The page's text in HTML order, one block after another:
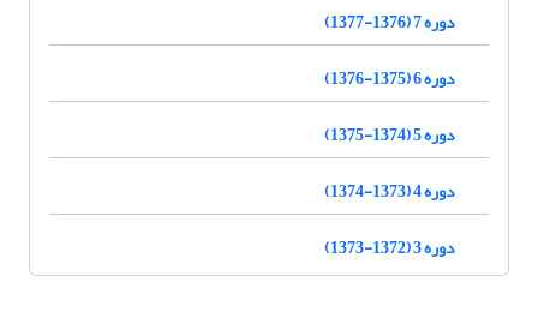
دوره 7 (1376-1377)
دوره 6 (1375-1376)
دوره 5 (1374-1375)
دوره 4 (1373-1374)
دوره 3 (1372-1373)